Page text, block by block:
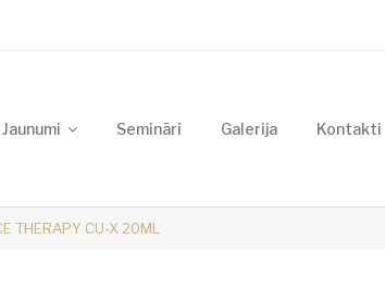
Jaunumi Semināri Galerija Kontakti
THERAPY CU-X 20ML